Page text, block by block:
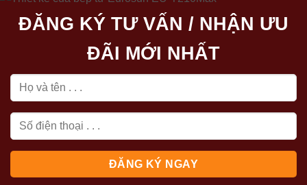
ĐĂNG KÝ TƯ VẤN / NHẬN ƯU
ĐÃI MỚI NHẤT